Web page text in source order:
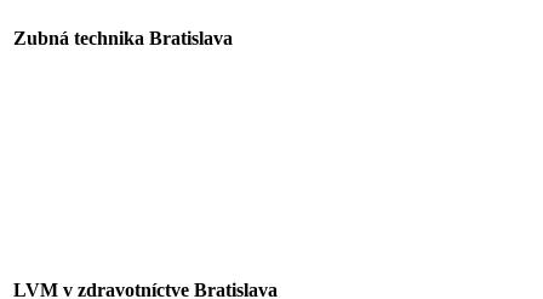
Zubná technika Bratislava
LVM v zdravotníctve Bratislava